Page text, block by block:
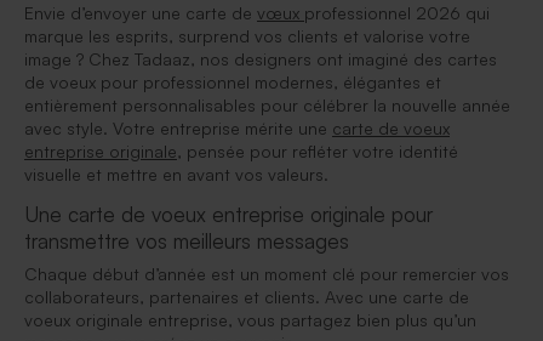
Envie d’envoyer une carte de vœux professionnel 2026 qui
marque les esprits, surprend vos clients et valorise votre
image ? Chez Tadaaz, nos designers ont imaginé des cartes
de voeux pour professionnel modernes, élégantes et
entièrement personnalisables pour célébrer la nouvelle année
avec style. Votre entreprise mérite une carte de voeux
entreprise originale, pensée pour refléter votre identité
visuelle et mettre en avant vos valeurs.
Une carte de voeux entreprise originale pour
transmettre vos meilleurs messages
Chaque début d’année est un moment clé pour remercier vos
collaborateurs, partenaires et clients. Avec une carte de
voeux originale entreprise, vous partagez bien plus qu’un